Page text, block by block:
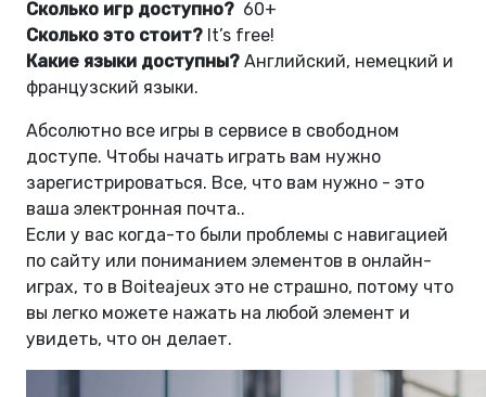
Сколько игр доступно? 60+
Сколько это стоит? It’s free!
Какие языки доступны? Английский, немецкий и
французский языки.
Абсолютно все игры в сервисе в свободном
доступе. Чтобы начать играть вам нужно
зарегистрироваться. Все, что вам нужно - это
ваша электронная почта..
Если у вас когда-то были проблемы с навигацией
по сайту или пониманием элементов в онлайн-
играх, то в Boiteajeux это не страшно, потому что
вы легко можете нажать на любой элемент и
увидеть, что он делает.